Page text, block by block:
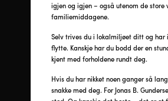
igjen og igjen – også utenom de store
familiemiddagene.
Selv trives du i lokalmiljøet ditt og har
flytte. Kanskje har du bodd der en
kjent med forholdene rundt deg.
Hvis du har nikket noen ganger så
snakke med deg. For Jonas B.